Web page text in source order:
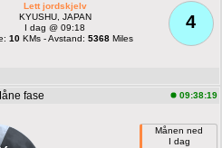
4
Lett jordskjelv
KYUSHU, JAPAN
I dag @ 09:18
10 KMs - Avstand:5368 Miles
fase 09:38:19
Månen ned
I dag